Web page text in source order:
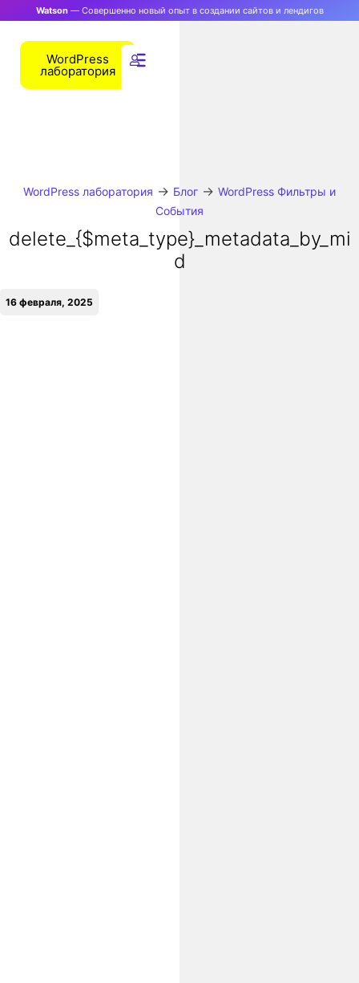
Watson— Совершенно новый опыт в создании сайтов и лендигов
WordPress
лаборатория
WordPress лаборатория → Блог → WordPress Фильтры и
События
delete_{$meta_type}_metadata_by_mi
d
16 февраля, 2025